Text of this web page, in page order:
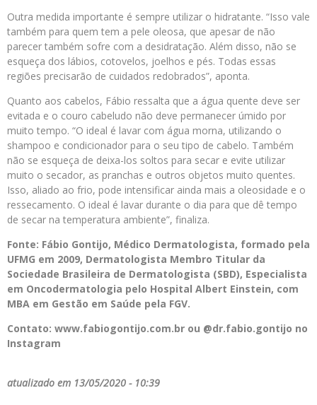
Outra medida importante é sempre utilizar o hidratante. “Isso vale
também para quem tem a pele oleosa, que apesar de não
parecer também sofre com a desidratação. Além disso, não se
esqueça dos lábios, cotovelos, joelhos e pés. Todas essas
regiões precisarão de cuidados redobrados”, aponta.
Quanto aos cabelos, Fábio ressalta que a água quente deve ser
evitada e o couro cabeludo não deve permanecer úmido por
muito tempo. “O ideal é lavar com água morna, utilizando o
shampoo e condicionador para o seu tipo de cabelo. Também
não se esqueça de deixa-los soltos para secar e evite utilizar
muito o secador, as pranchas e outros objetos muito quentes.
Isso, aliado ao frio, pode intensificar ainda mais a oleosidade e o
ressecamento. O ideal é lavar durante o dia para que dê tempo
de secar na temperatura ambiente”, finaliza.
Fonte: Fábio Gontijo, Médico Dermatologista, formado pela
UFMG em 2009, Dermatologista Membro Titular da
Sociedade Brasileira de Dermatologista (SBD), Especialista
em Oncodermatologia pelo Hospital Albert Einstein, com
MBA em Gestão em Saúde pela FGV.
Contato: www.fabiogontijo.com.br ou @dr.fabio.gontijo no
Instagram
atualizado em 13/05/2020 - 10:39